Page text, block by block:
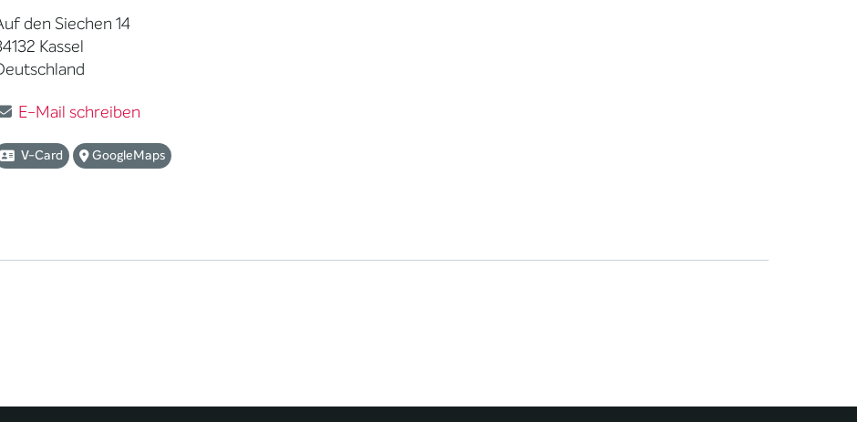
den Siechen 14
Kassel
E-Mail schreiben
V-Card GoogleMaps